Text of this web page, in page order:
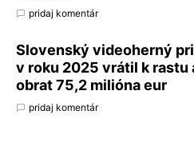
pridaj komentár
Slovenský videoherný
v roku 2025 vrátil k rastu
obrat 75,2 milióna eur
pridaj komentár